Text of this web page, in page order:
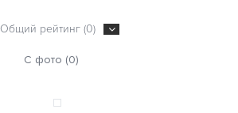
Общий рейтинг (0)
С фото (0)